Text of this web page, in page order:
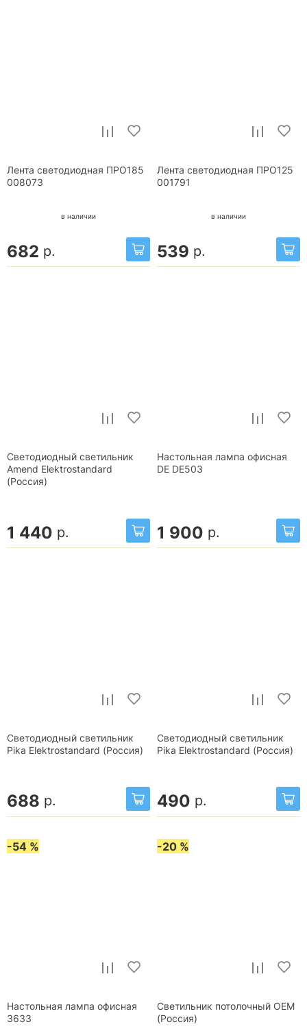
Лента светодиодная ПРО185
008073
в наличии
682 р.
Лента светодиодная ПРО125
001791
в наличии
539 р.
Светодиодный светильник
Amend Elektrostandard
(Россия)
1 440 р.
Настольная лампа офисная
DE DE503
1 900 р.
Светодиодный светильник
Pika Elektrostandard (Россия)
688 р.
Светодиодный светильник
Pika Elektrostandard (Россия)
490 р.
-54 %
Настольная лампа офисная
3633
-20 %
Светильник потолочный OEM
(Россия)